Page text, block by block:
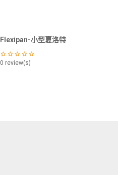
Flexipan-小型夏洛特
0 review(s)